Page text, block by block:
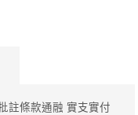
註條款通融 實支實付